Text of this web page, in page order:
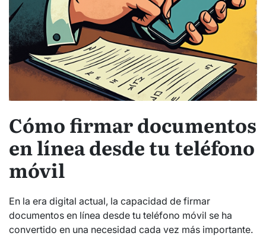
Cómo firmar documentos
en línea desde tu teléfono
móvil
En la era digital actual, la capacidad de firmar
documentos en línea desde tu teléfono móvil se ha
convertido en una necesidad cada vez más importante.